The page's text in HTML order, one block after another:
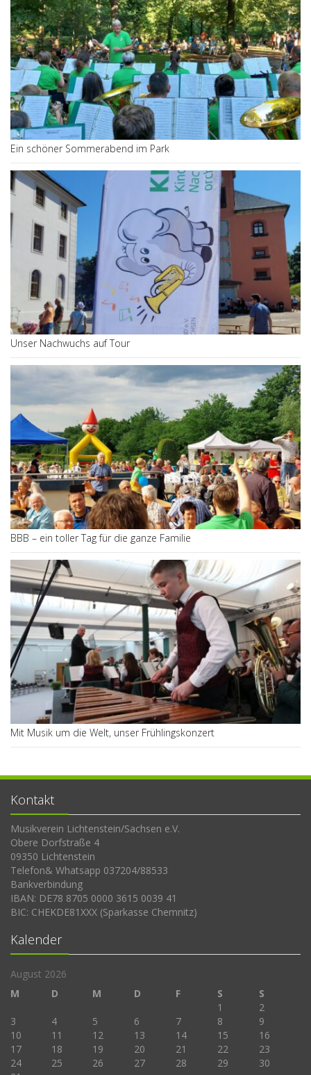
Ein schöner Sommerabend im Park
Unser Nachwuchs auf Tour
BBB – ein toller Tag für die ganze Familie
Mit Musik um die Welt, unser Frühlingskonzert
Kontakt
Musikverein Lichtenstein/Sachsen e.V.
Obere Dorfstraße 4
09350 Lichtenstein
Telefon& Whatsapp 037204/88533
Bankverbindung
IBAN: DE78 8705 0000 3615 0039 41
BIC: CHEKDE81XXX (Sparkasse Chemnitz)
Kalender
August 2026
M
D M D F S
S
1
2
3
4 5 6 7 8
9
10
11 12 13 14 15
16
17
18 19 20 21 22
23
24
25 26 27 28 29
30